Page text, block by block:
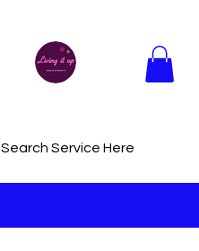
Search Service Here